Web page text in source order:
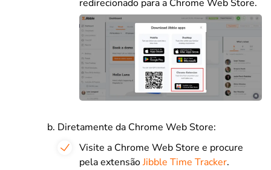
redirecionado para a Chrome Web Store.
Diretamente da Chrome Web Store:
Visite a Chrome Web Store e procure
pela extensãoJibble Time Tracker.